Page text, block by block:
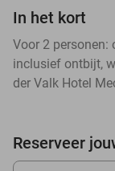
In het kort
Voor 2 personen:
inclusief ontbijt,
der Valk Hotel
Reserveer